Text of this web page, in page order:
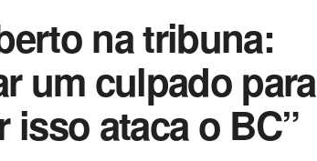
na tribuna:
um culpado para
ataca o BC”